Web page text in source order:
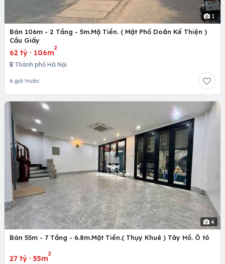
1
Bán 106m - 2 Tầng - 5m.Mặ Tiền. ( Mặt Phố Doãn Kế Thiện )
Cầu Giấy
62 tỷ · 106m
2
Thành phố Hà Nội
6 giờ trước
4
Bán 55m - 7 Tầng - 6.8m.Mặt Tiền.( Thụy Khuê ) Tây Hồ. Ô tô
27 tỷ · 55m
2